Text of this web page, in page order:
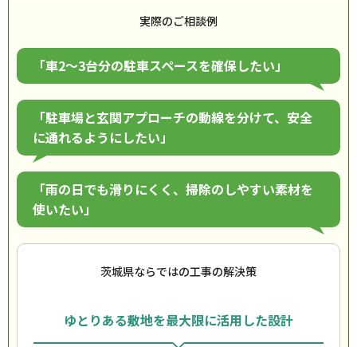
実際のご相談例
「車2〜3台分の駐車スペースを確保したい」
「駐車場と玄関アプローチの動線を分けて、安全
に通れるようにしたい」
「雨の日でも滑りにくく、掃除のしやすい素材を
使いたい」
茨城県ならではの工事の解決策
ゆとりある敷地を最大限に活用した設計